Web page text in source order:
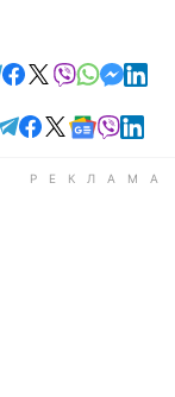
отправить в
поделиться в
поделиться в
отправить
Читайте в
Читайте в
Читайте в X
Читайте